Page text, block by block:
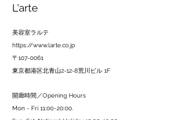
L'arte
美容室ラルテ
https://www.larte.co.jp
〒107-0061
東京都港区北青山2-12-8荒川ビル 1F
開廊時間／Opening Hours
Mon - Fri 11:00~20:00.